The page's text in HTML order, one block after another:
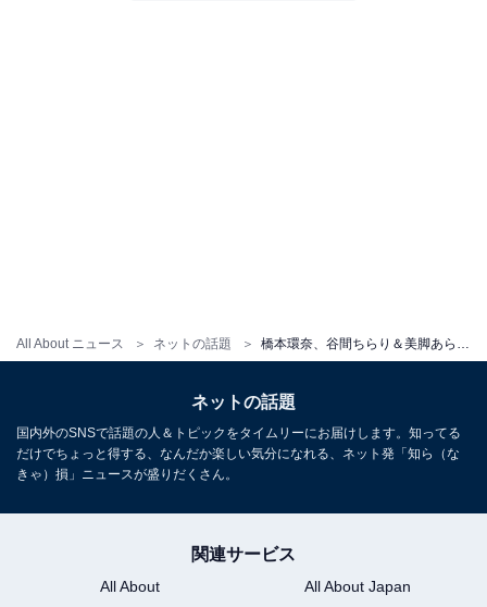
All About ニュース ネットの話題
ネットの話題
国内外のSNSで話題の人＆トピックをタイムリーにお届けします。知ってる
だけでちょっと得する、なんだか楽しい気分になれる、ネット発「知ら（な
きゃ）損」ニュースが盛りだくさん。
関連サービス
All About
All About Japan